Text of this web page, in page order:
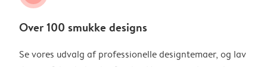
Over 100 smukke designs
Se vores udvalg af professionelle designtemaer, og lav